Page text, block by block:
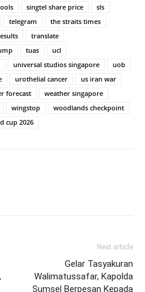
singtel share price
sls
telegram
the straits times
translate
tuas
ucl
universal studios singapore
uob
urothelial cancer
us iran war
forecast
weather singapore
wingstop
woodlands checkpoint
cup 2026
Next article
Gelar Tasyakuran
Walimatussafar, Kapolda
Sumsel Berpesan Kepada